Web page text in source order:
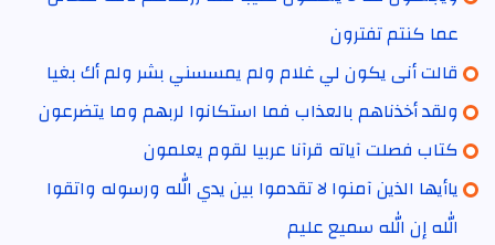
عما كنتم تفترون
قالت أنى يكون لي غلام ولم يمسسني بشر ولم أك بغيا
ولقد أخذناهم بالعذاب فما استكانوا لربهم وما يتضرعون
كتاب فصلت آياته قرآنا عربيا لقوم يعلمون
ياأيها الذين آمنوا لا تقدموا بين يدي الله ورسوله واتقوا
الله إن الله سميع عليم